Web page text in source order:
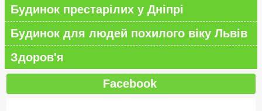
Будинок престарілих у Дніпрі
Будинок для людей похилого віку Львів
Здоров'я
Facebook